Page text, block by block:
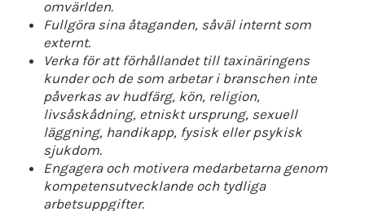
omvärlden.
Fullgöra sina åtaganden, såväl internt som
externt.
Verka för att förhållandet till taxinäringens
kunder och de som arbetar i branschen inte
påverkas av hudfärg, kön, religion,
livsåskådning, etniskt ursprung, sexuell
läggning, handikapp, fysisk eller psykisk
sjukdom.
Engagera och motivera medarbetarna genom
kompetensutvecklande och tydliga
arbetsuppgifter.